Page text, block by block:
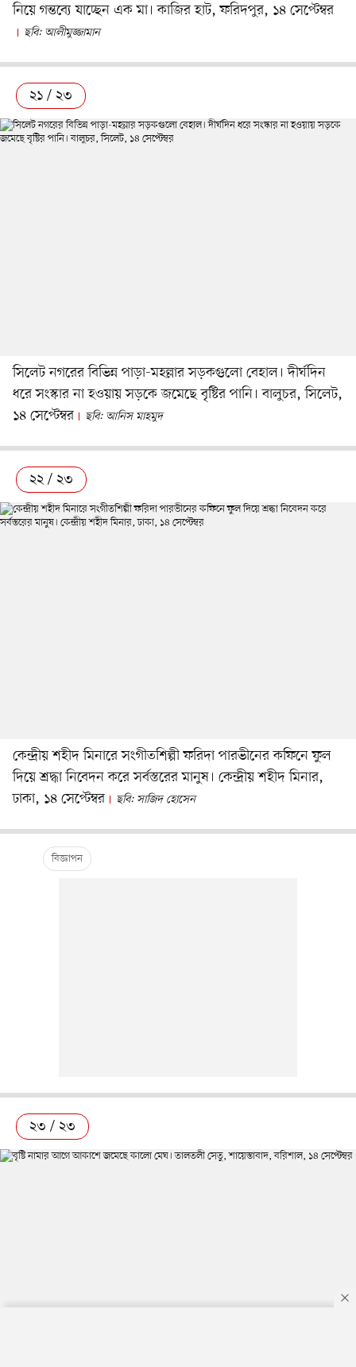
নিয়ে গন্তব্যে যাচ্ছেন এক মা। কাজির হাট, ফরিদপুর, ১৪ সেপ্টেম্বর
ছবি: আলীমুজ্জামান
২১ / ২৩
সিলেট নগরের বিভিন্ন পাড়া-মহল্লার সড়কগুলো বেহাল। দীর্ঘদিন
ধরে সংস্কার না হওয়ায় সড়কে জমেছে বৃষ্টির পানি। বালুচর, সিলেট,
১৪ সেপ্টেম্বর
ছবি: আনিস মাহমুদ
২২ / ২৩
কেন্দ্রীয় শহীদ মিনারে সংগীতশিল্পী ফরিদা পারভীনের কফিনে ফুল
দিয়ে শ্রদ্ধা নিবেদন করে সর্বস্তরের মানুষ। কেন্দ্রীয় শহীদ মিনার,
ঢাকা, ১৪ সেপ্টেম্বর
ছবি: সাজিদ হোসেন
২৩ / ২৩